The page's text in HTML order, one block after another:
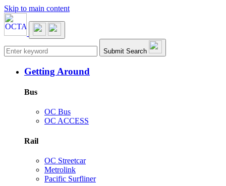
Skip to main content
Main navigation Submit Search
Getting Around
Bus
OC Bus
OC ACCESS
Rail
OC Streetcar
Metrolink
Pacific Surfliner